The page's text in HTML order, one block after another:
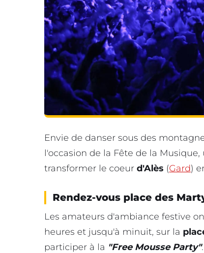
Envie de danser sous des
l'occasion de la Fête de la Musique,
transformer le coeur d'Alès (Gard)
Rendez-vous place des
Les amateurs d'ambiance festive
heures et jusqu'à minuit, sur la
participer à la "Free Mousse Party"